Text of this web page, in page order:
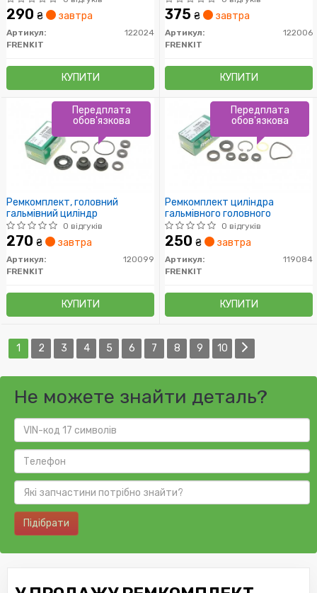
290 ₴ завтра
Артикул:
122024
FRENKIT
КУПИТИ
375 ₴ завтра
Артикул:
122006
FRENKIT
КУПИТИ
Ремкомплект, головний
гальмівний циліндр
0 відгуків
270 ₴ завтра
Артикул:
120099
FRENKIT
КУПИТИ
Передплата
обов'язкова
Ремкомплект циліндра
гальмівного головного
0 відгуків
250 ₴ завтра
Артикул:
119084
FRENKIT
КУПИТИ
Передплата
обов'язкова
1 2 3 4 5 6 7 8 9 10
Не можете знайти деталь?
Підібрати